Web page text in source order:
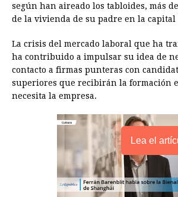
según han aireado los tabloides, más
de la vivienda de su padre en la
La crisis del mercado laboral que ha
ha contribuido a impulsar su idea de
contacto a firmas punteras con
superiores que recibirán la formación
necesita la empresa.
Lea el